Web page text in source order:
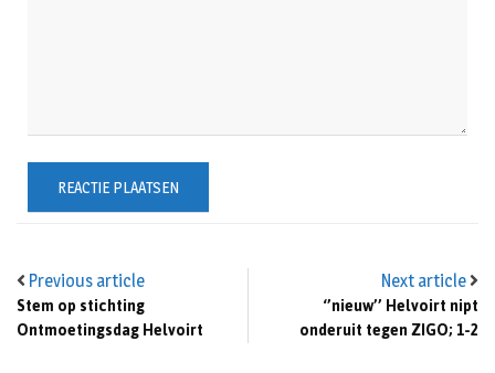
Previous article
Stem op stichting
Ontmoetingsdag Helvoirt
Next article
‘’nieuw’’ Helvoirt nipt
onderuit tegen ZIGO; 1-2